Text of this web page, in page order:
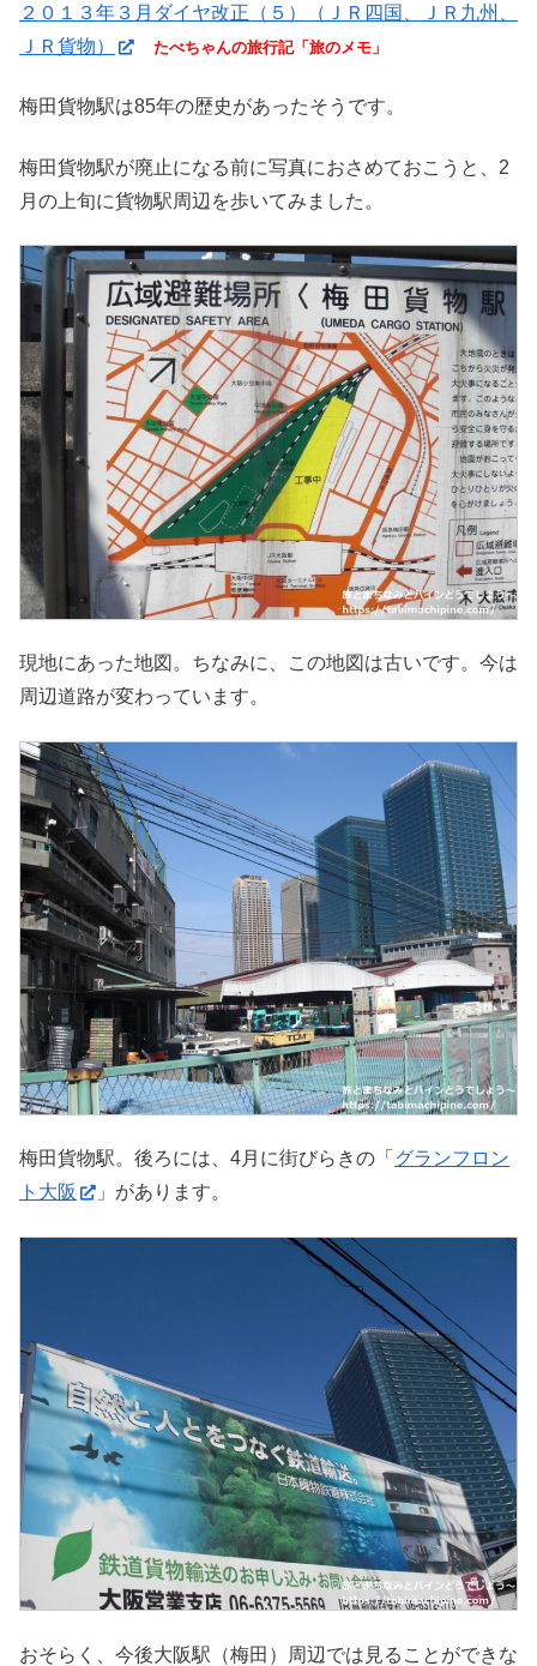
２０１３年３月ダイヤ改正（５）（ＪＲ四国、ＪＲ九州、
ＪＲ貨物）
たべちゃんの旅行記「旅のメモ」
梅田貨物駅は85年の歴史があったそうです。
梅田貨物駅が廃止になる前に写真におさめておこうと、2
月の上旬に貨物駅周辺を歩いてみました。
現地にあった地図。ちなみに、この地図は古いです。今は
周辺道路が変わっています。
梅田貨物駅。後ろには、4月に街びらきの「 グランフロン
ト大阪
」があります。
おそらく、今後大阪駅（梅田）周辺では見ることができな